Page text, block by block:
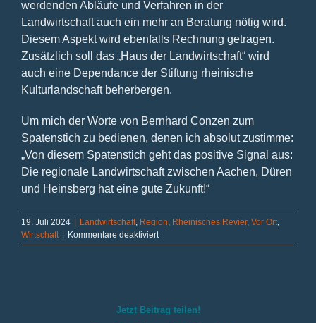
werdenden Abläufe und Verfahren in der
Landwirtschaft auch ein mehr an Beratung nötig wird.
Diesem Aspekt wird ebenfalls Rechnung getragen.
Zusätzlich soll das „Haus der Landwirtschaft“ wird
auch eine Dependance der Stiftung rheinische
Kulturlandschaft beherbergen.
Um mich der Worte von Bernhard Conzen zum
Spatenstich zu bedienen, denen ich absolut zustimme:
„Von diesem Spatenstich geht das positive Signal aus:
Die regionale Landwirtschaft zwischen Aachen, Düren
und Heinsberg hat eine gute Zukunft!“
19. Juli 2024 Landwirtschaft, Region, Rheinisches Revier, Vor Ort,
Wirtschaft
Kommentare deaktiviertfür
Land
Jetzt Beitrag teilen!